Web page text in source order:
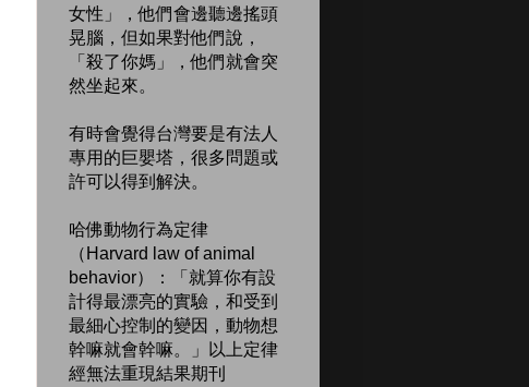
女性」，他們會邊聽邊搖頭
晃腦，但如果對他們說，
「殺了你媽」，他們就會突
然坐起來。
有時會覺得台灣要是有法人
專用的巨嬰塔，很多問題或
許可以得到解決。
哈佛動物行為定律
（Harvard law of animal
behavior）：「就算你有設
計得最漂亮的實驗，和受到
最細心控制的變因，動物想
幹嘛就會幹嘛。」以上定律
經無法重現結果期刊